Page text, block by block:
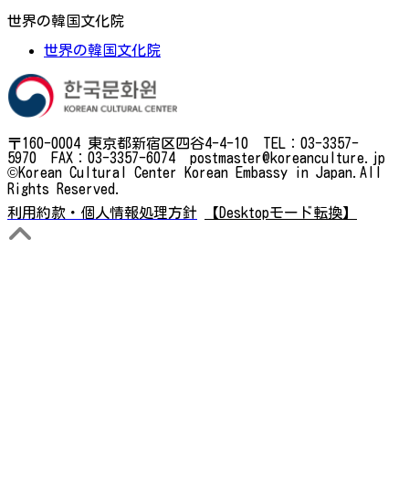
世界の韓国文化院
世界の韓国文化院
〒160-0004 東京都新宿区四谷4-4-10 TEL：03-3357-
5970 FAX：03-3357-6074 postmaster@koreanculture.jp
©Korean Cultural Center Korean Embassy in Japan.All
Rights Reserved.
利用約款・個人情報処理方針
【Desktopモード転換】